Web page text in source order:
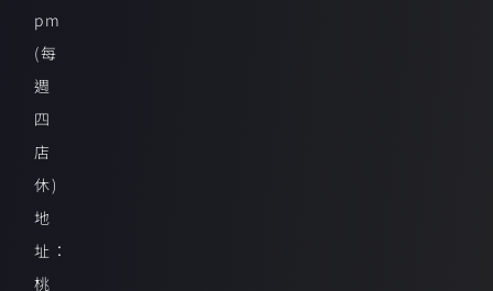
pm
(每
週
四
店
休)
地
址：
桃